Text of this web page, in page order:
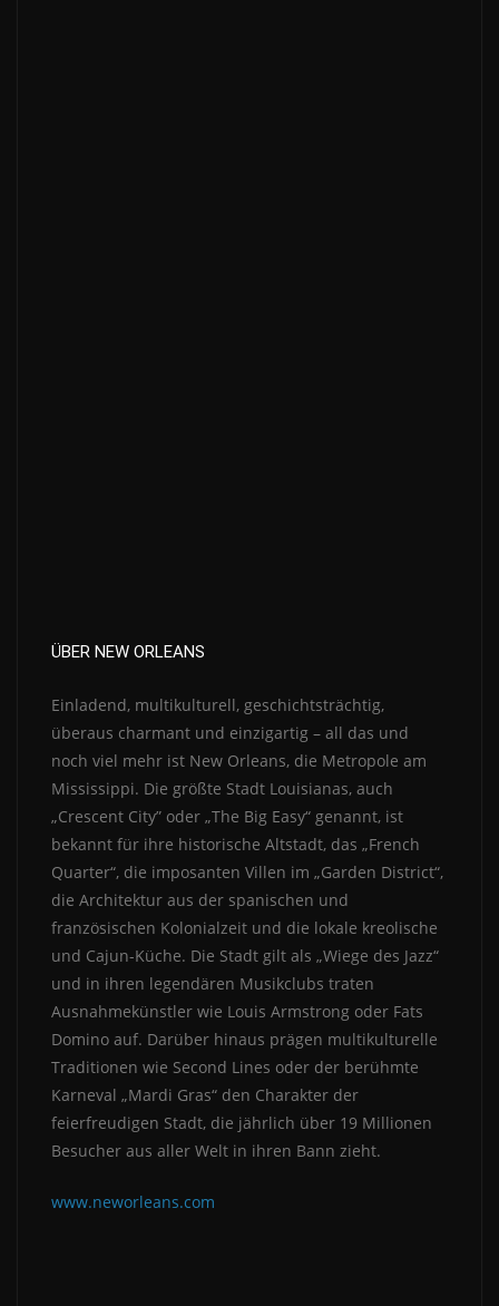
ÜBER NEW ORLEANS
Einladend, multikulturell, geschichtsträchtig,
überaus charmant und einzigartig – all das und
noch viel mehr ist New Orleans, die Metropole am
Mississippi. Die größte Stadt Louisianas, auch
„Crescent City” oder „The Big Easy“ genannt, ist
bekannt für ihre historische Altstadt, das „French
Quarter“, die imposanten Villen im „Garden District“,
die Architektur aus der spanischen und
französischen Kolonialzeit und die lokale kreolische
und Cajun-Küche. Die Stadt gilt als „Wiege des Jazz“
und in ihren legendären Musikclubs traten
Ausnahmekünstler wie Louis Armstrong oder Fats
Domino auf. Darüber hinaus prägen multikulturelle
Traditionen wie Second Lines oder der berühmte
Karneval „Mardi Gras“ den Charakter der
feierfreudigen Stadt, die jährlich über 19 Millionen
Besucher aus aller Welt in ihren Bann zieht.
www.neworleans.com